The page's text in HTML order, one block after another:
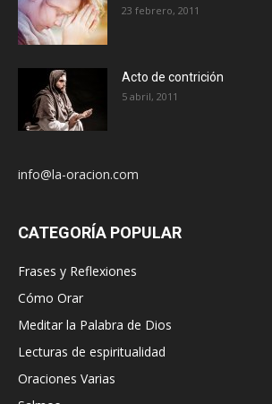
23 febrero, 2011
Acto de contrición
5 abril, 2011
info@la-oracion.com
CATEGORÍA POPULAR
Frases y Reflexiones
Cómo Orar
Meditar la Palabra de Dios
Lecturas de espiritualidad
Oraciones Varias